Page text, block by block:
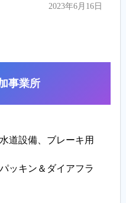
2023年6月16日
事業所
道設備、ブレーキ用
ッキン＆ダイアフラ